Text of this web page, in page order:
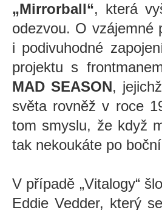
„Mirrorball“, která
odezvou. O vzájemné
i podivuhodné
projektu s
MAD SEASON,
světa rovněž v roce
tom smyslu, že když
tak nekoukáte po
V případě „Vitalogy“
Eddie Vedder, který